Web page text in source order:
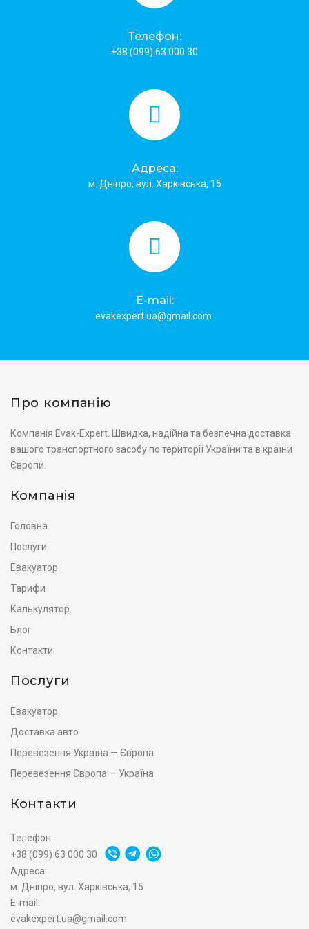
Телефон:
+38 (099) 63 000 30
Адреса:
м. Дніпро, вул. Харківська, 15
E-mail:
evakexpert.ua@gmail.com
Про компанію
Компанія Evak-Expert. Швидка, надійна та безпечна доставка
вашого транспортного засобу по території України та в країни
Європи.
Компанія
Головна
Послуги
Евакуатор
Тарифи
Калькулятор
Блог
Контакти
Послуги
Евакуатор
Доставка авто
Перевезення Україна — Європа
Перевезення Європа — Україна
Контакти
Телефон:
+38 (099) 63 000 30
Адреса:
м. Дніпро, вул. Харківська, 15
E-mail:
evakexpert.ua@gmail.com